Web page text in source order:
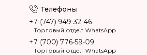
+7 (747) 949-32-46
Торговый отдел WhatsApp
+7 (700) 776-59-09
Торговый отдел WhatsApp